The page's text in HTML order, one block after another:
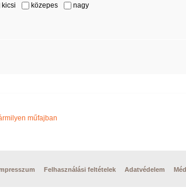
kicsi közepes nagy
műfajban
Felhasználási feltételek Adatvédelem